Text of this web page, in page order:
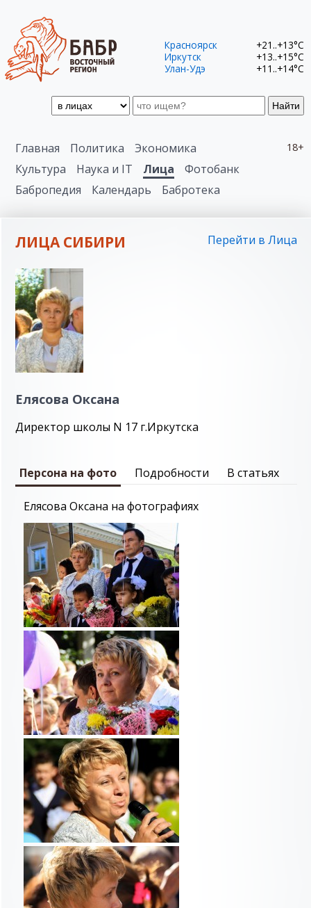
Найти
Красноярск
+21..+13°C
Иркутск
+13..+15°C
Улан-Удэ
+11..+14°C
18+
Главная Политика
Экономика
Культура
Наука и IT Лица
Фотобанк
Бабропедия
Календарь Бабротека
ЛИЦА СИБИРИ Перейти в Лица
Елясова Оксана
Директор школы N 17 г.Иркутска
Персона на фото Подробности В статьях
Елясова Оксана на фотографиях